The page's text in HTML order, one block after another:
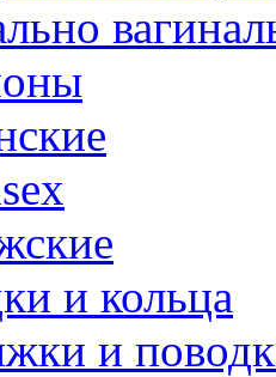
и кольца
и